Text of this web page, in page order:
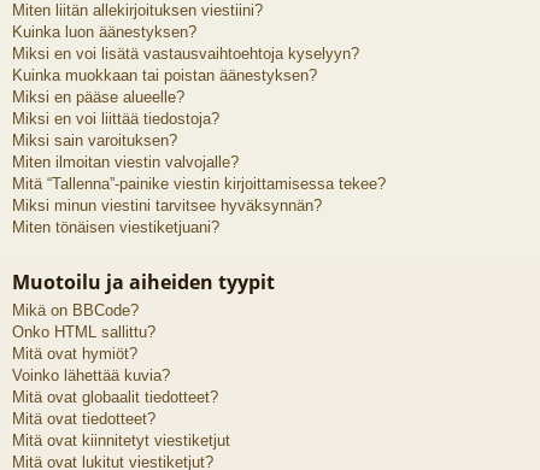
Miten liitän allekirjoituksen viestiini?
Kuinka luon äänestyksen?
Miksi en voi lisätä vastausvaihtoehtoja kyselyyn?
Kuinka muokkaan tai poistan äänestyksen?
Miksi en pääse alueelle?
Miksi en voi liittää tiedostoja?
Miksi sain varoituksen?
Miten ilmoitan viestin valvojalle?
Mitä “Tallenna”-painike viestin kirjoittamisessa tekee?
Miksi minun viestini tarvitsee hyväksynnän?
Miten tönäisen viestiketjuani?
Muotoilu ja aiheiden tyypit
Mikä on BBCode?
Onko HTML sallittu?
Mitä ovat hymiöt?
Voinko lähettää kuvia?
Mitä ovat globaalit tiedotteet?
Mitä ovat tiedotteet?
Mitä ovat kiinnitetyt viestiketjut
Mitä ovat lukitut viestiketjut?